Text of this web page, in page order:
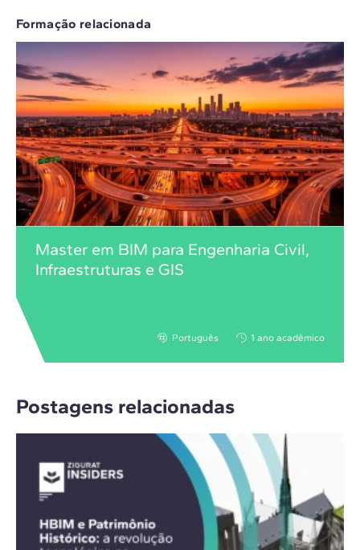
Formação relacionada
Master em BIM para Engenharia Civil,
Infraestruturas e GIS
Português 1 ano acadêmico
Postagens relacionadas